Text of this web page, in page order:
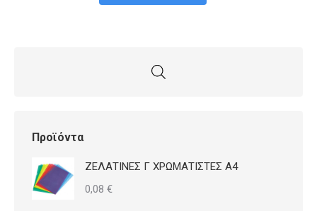
Προϊόντα
ΖΕΛΑΤΙΝΕΣ Γ ΧΡΩΜΑΤΙΣΤΕΣ Α4
0,08 €